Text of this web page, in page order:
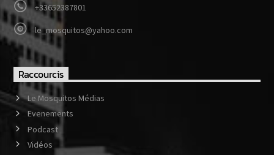
+33652387801
le_mosquitos@yahoo.com
Raccourcis
Le Mosquitos Médias
Evenements
Podcast
Vidéos